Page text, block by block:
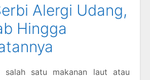
Alergi Udang,
Hingga
salah satu makanan laut atau